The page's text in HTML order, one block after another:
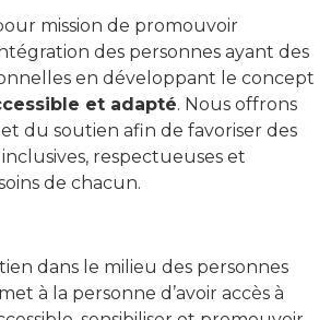
mission de promouvoir
des personnes ayant des
en développant le concept
et adapté. Nous offrons
du soutien afin de favoriser des
respectueuses et
de chacun.
dans le milieu des personnes
à la personne d’avoir accès à